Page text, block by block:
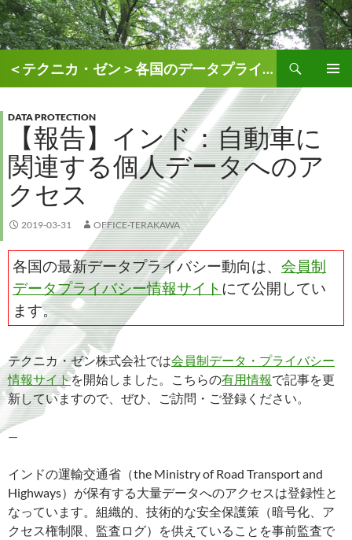
＜テクニカ・ゼン＞各国のデータプライバシー、AI関連情報
索
テ
へ
ス
キ
プ
DATA PROTECTION
【報告】インド：自動車に
関連する個人データへのア
クセス
2019-03-31 OFFICE-TERAKAWA
各国の最新データプライバシー動向は、 会員制
データプライバシー情報サイト にて公開してい
ます。
テクニカ・ゼン株式会社では会員制データ・プライバシー
情報サイトを開始しました。こちらの有用情報で記事を更
新していますので、ぜひ、ご訪問・ご登録ください。
—
インドの運輸交通省（the Ministry of Road Transport and
Highways）が保有する大量データへのアクセスは登録性と
なっています。組織的、技術的な安全保護策（暗号化、ア
クセス権制限、監査ログ）を供えていることを事前監査で